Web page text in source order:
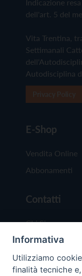
Indicazione
dell'art. 5 del
Vita Trentina,
Settimanali
Autodisciplina
E-Shop
Vendita Online
Abbonamenti
Contatti
Chi Siamo
Redazione
Scrivici
Informativa
Utilizziamo
finalità tecniche